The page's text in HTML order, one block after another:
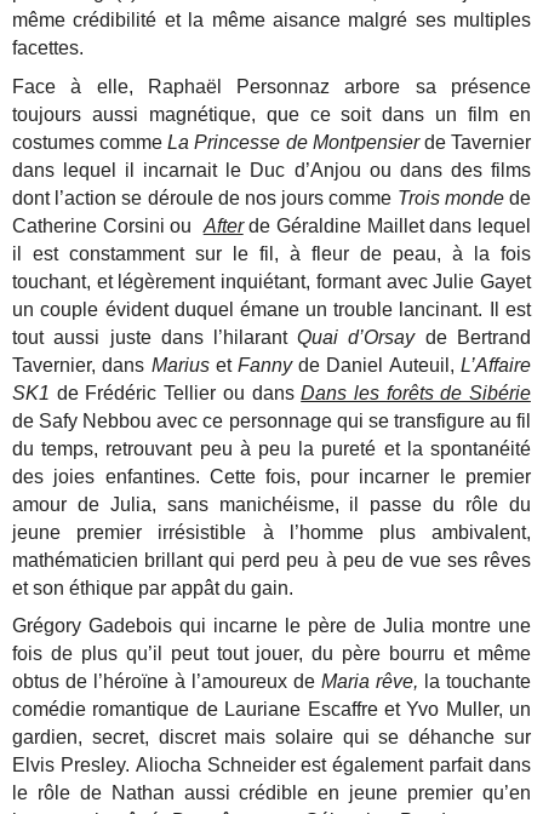
même crédibilité et la même aisance malgré ses multiples
facettes.
Face à elle, Raphaël Personnaz arbore sa présence
toujours aussi magnétique, que ce soit dans un film en
costumes commeLa Princesse de Montpensierde Tavernier
dans lequel il incarnait le Duc d’Anjou ou dans des films
dont l’action se déroule de nos jours comme Trois mondede
Catherine Corsini ou After de Géraldine Maillet dans lequel
il est constamment sur le fil, à fleur de peau, à la fois
touchant, et légèrement inquiétant, formant avec Julie Gayet
un couple évident duquel émane un trouble lancinant. Il est
tout aussi juste dans l’hilarantQuai d’Orsayde Bertrand
Tavernier, dans Mariuset Fannyde Daniel Auteuil, L’Affaire
SK1 de Frédéric Tellier ou dansDans les forêts de Sibérie
de Safy Nebbou avec ce personnage qui se transfigure au fil
du temps, retrouvant peu à peu la pureté et la spontanéité
des joies enfantines. Cette fois, pour incarner le premier
amour de Julia, sans manichéisme, il passe du rôle du
jeune premier irrésistible à l’homme plus ambivalent,
mathématicien brillant qui perd peu à peu de vue ses rêves
et son éthique par appât du gain.
Grégory Gadebois qui incarne le père de Julia montre une
fois de plus qu’il peut tout jouer, du père bourru et même
obtus de l’héroïne à l’amoureux de Maria rêve, la touchante
comédie romantique de Lauriane Escaffre et Yvo Muller, un
gardien, secret, discret mais solaire qui se déhanche sur
Elvis Presley. Aliocha Schneider est également parfait dans
le rôle de Nathan aussi crédible en jeune premier qu’en